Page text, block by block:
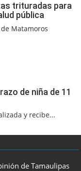
trituradas para
pública
Matamoros
de niña de 11
y recibe...
de Tamaulipas